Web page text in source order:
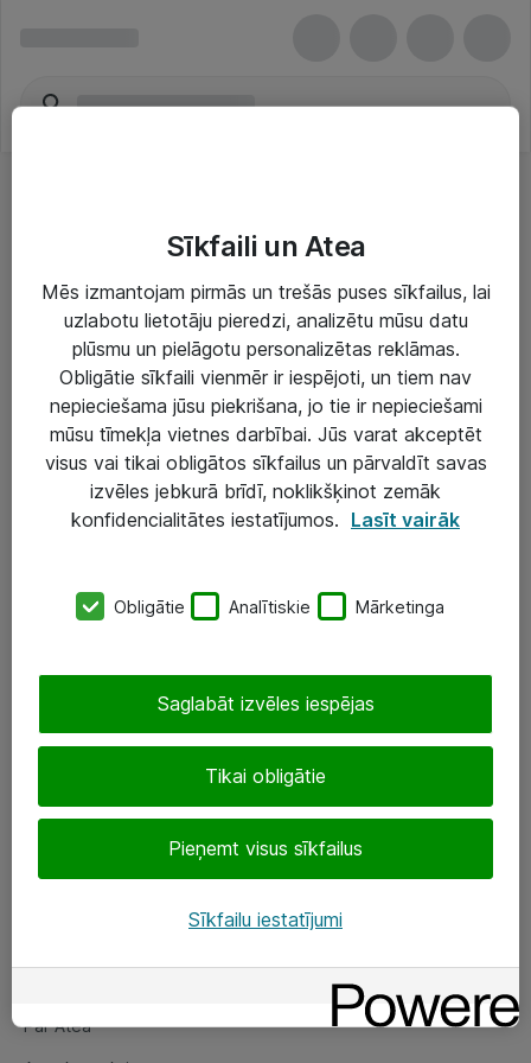
Risinājumi & Pakalpojumi
IT serviss un atbalsts
IT infrastruktūra
Darba vietu IT risinājumi
Serveri un datu centri
SIA „ATEA”
eShop@atea.lv
Sekojiet mums
Par Atea
Par Atea
Sīkfaili un Atea
Mēs izmantojam pirmās un trešās puses sīkfailus, lai
uzlabotu lietotāju pieredzi, analizētu mūsu datu
plūsmu un pielāgotu personalizētas reklāmas.
Obligātie sīkfaili vienmēr ir iespējoti, un tiem nav
nepieciešama jūsu piekrišana, jo tie ir nepieciešami
mūsu tīmekļa vietnes darbībai. Jūs varat akceptēt
visus vai tikai obligātos sīkfailus un pārvaldīt savas
izvēles jebkurā brīdī, noklikšķinot zemāk
konfidencialitātes iestatījumos. Lasīt vairāk
Obligātie Analītiskie Mārketinga
Tikai obligātie
Pieņemt visus sīkfailus
Saglabāt izvēles iespējas
Sīkfailu iestatījumi